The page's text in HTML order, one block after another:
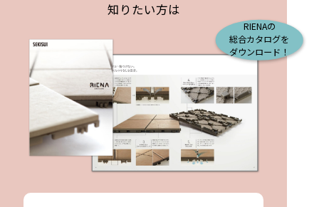
知りたい方は
RIENAの
総合カタログを
ダウンロード！